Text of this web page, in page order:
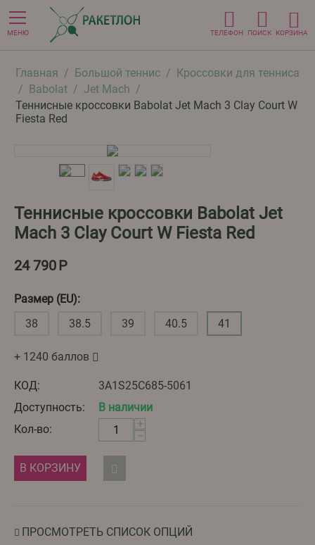
МЕНЮ ТЕЛЕФОН ПОИСК КОРЗИНА
Главная / Большой теннис / Кроссовки для тенниса
/ Babolat / Jet Mach /
Теннисные кроссовки Babolat Jet Mach 3 Clay Court W
Fiesta Red
Теннисные кроссовки Babolat Jet
Mach 3 Clay Court W Fiesta Red
24 790Р
Размер (EU):
38
38.5 39 40.5 41
+ 1240 баллов
КОД:
3A1S25С685-5061
Доступность:
В наличии
Кол-во:
+
−
В КОРЗИНУ
ПРОСМОТРЕТЬ СПИСОК ОПЦИЙ